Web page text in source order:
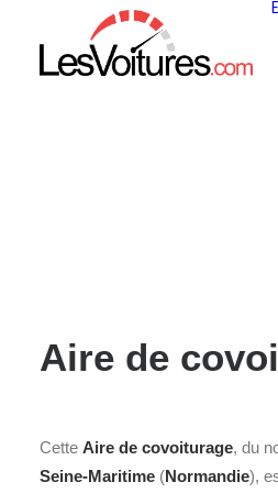
Aire de
Cette Aire de covoiturage, du
Seine-Maritime (Normandie),